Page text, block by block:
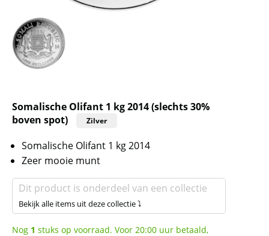
Somalische Olifant 1 kg 2014 (slechts 30%
boven spot)
Zilver
Somalische Olifant 1 kg 2014
Zeer mooie munt
Dit product is onderdeel van een collectie
Bekijk alle items uit deze collectie ⤵
Nog 1 stuks op voorraad. Voor 20:00 uur betaald,